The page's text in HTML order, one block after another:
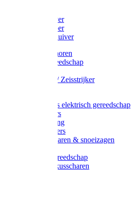
Mestschuiver
Mestschraper
Sneeuwschuiver
Zeis toebehoren
Baggergereedschap
Wetstenen / Zeisstrijker
Accessoires elektrisch gereedschap
Grasmaaiers
Tuinreiniging
Robotmaaiers
Heggenscharen & snoeizagen
Klussen gereedschap
Gras & buxusscharen